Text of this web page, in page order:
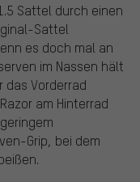
Sattel durch einen
Sattel
es doch mal an
im Nassen hält
das Vorderrad
am Hinterrad
Grip, bei dem